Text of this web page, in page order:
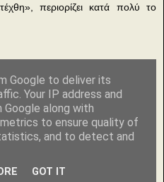
περιορίζει κατά πολύ το